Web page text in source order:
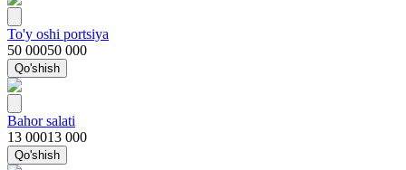
To'y oshi portsiya
50 00050 000
Qo'shish
Bahor salati
13 00013 000
Qo'shish